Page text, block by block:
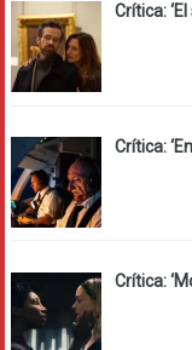
Crítica:
Crítica:
Crítica: